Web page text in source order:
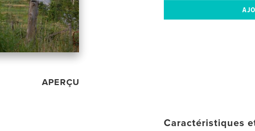
APERÇU
Caractéristiques